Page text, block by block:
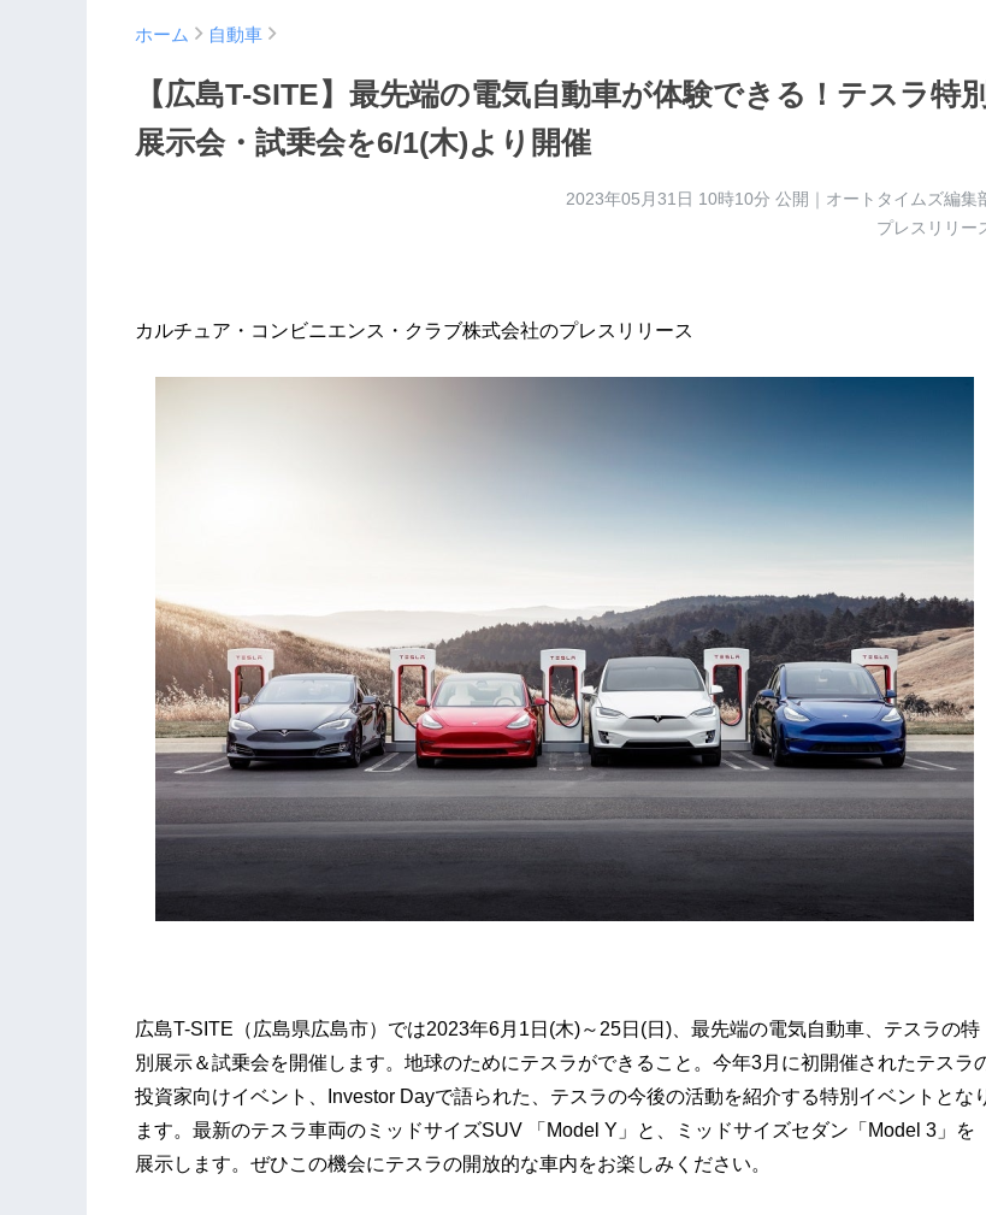
ホーム 自動車
【広島T-SITE】最先端の電気自動車が体験できる！テスラ特別
展示会・試乗会を6/1(木)より開催
2023年05月31日 10時10分 公開｜オートタイムズ編集
プレスリリー
カルチュア・コンビニエンス・クラブ株式会社のプレスリリース
広島T-SITE（広島県広島市）では2023年6月1日(木)～25日(日)、最先端の電気自動車、テスラの特
別展示＆試乗会を開催します。地球のためにテスラができること。今年3月に初開催されたテスラ
投資家向けイベント、Investor Dayで語られた、テスラの今後の活動を紹介する特別イベントとな
ます。最新のテスラ車両のミッドサイズSUV 「Model Y」と、ミッドサイズセダン「Model 3」を
展示します。ぜひこの機会にテスラの開放的な車内をお楽しみください。